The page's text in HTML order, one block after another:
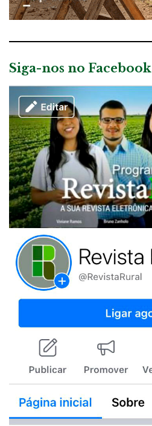
Siga-nos no Facebook